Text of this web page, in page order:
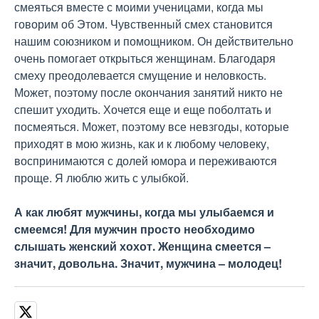
смеяться вместе с моими ученицами, когда мы
говорим об Этом. Чувственный смех становится
нашим союзником и помощником. Он действительно
очень помогает открыться женщинам. Благодаря
смеху преодолевается смущение и неловкость.
Может, поэтому после окончания занятий никто не
спешит уходить. Хочется еще и еще поболтать и
посмеяться. Может, поэтому все невзгоды, которые
приходят в мою жизнь, как и к любому человеку,
воспринимаются с долей юмора и переживаются
проще. Я люблю жить с улыбкой.
А как любят мужчины, когда мы улыбаемся и
смеемся! Для мужчин просто необходимо
слышать женский хохот. Женщина смеется –
значит, довольна. Значит, мужчина – молодец!